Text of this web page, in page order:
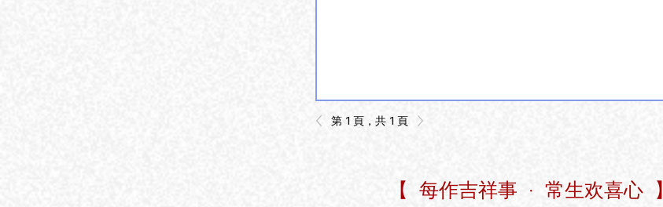
第 1 頁，共 1 頁
【 每作吉祥事 · 常生欢喜心 】